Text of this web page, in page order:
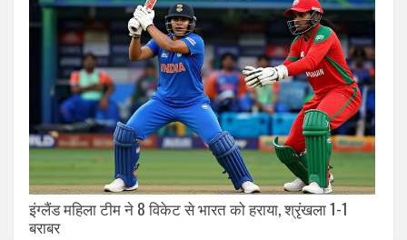
इंग्लैंड महिला टीम ने 8 विकेट से भारत को हराया, श्रृंखला 1-1
बराबर